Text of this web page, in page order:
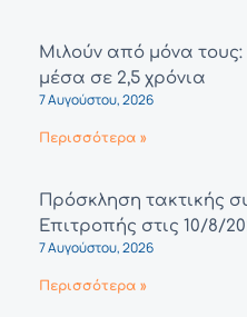
Μιλούν από μόνα τους:
μέσα σε 2,5 χρόνια
7 Αυγούστου, 2026
Περισσότερα »
Πρόσκληση τακτικής
Επιτροπής στις 10/8/
7 Αυγούστου, 2026
Περισσότερα »